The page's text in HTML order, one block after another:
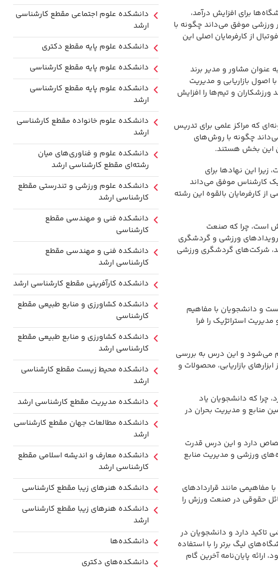
برای افزایش درآمد،
ورزشی موفق می‌داند چگونه با
از کارفرمایان اصلی این
عنوان مشاور و مدیر برند
اصول بازاریابی و مدیریت
و تیم‌ها را افزایش
که مراکز علمی برای تدریس
چگونه با روش‌های
این بخش هستند.
این نهادها برای
یک کارشناس موفق می‌داند
کارفرمایان بالقوه این رشته
است، چرا که صنعت
رویدادهای ورزشی و گردشگری
شرکت‌های گردشگری ورزشی
و دانشجویان با مفاهیم
استراتژیک را فرا
می‌شود و این درس به بررسی
بازاریابی، محصولات و
چرا که دانشجویان یاد
منابع و مدیریت بحران در
دارد و این درس قدرت
ورزشی و مدیریت منابع
مانند قراردادهای
حقوقی در صنعت ورزش را
دارد و دانشجویان در
لیگ برتر را با استفاده
پایان‌نامه آخرین گام
دانشکده علوم اجتماعی مقطع کارشناسی
ارشد
دانشکده علوم پایه مقطع دکتری
دانشکده علوم پایه مقطع کارشناسی
دانشکده علوم پایه مقطع کارشناسی
ارشد
دانشکده علوم خانواده مقطع کارشناسی
ارشد
دانشکده علوم و فناوری‌های میان
رشته‌ای مقطع کارشناسی ارشد
دانشکده علوم ورزشی و تندرستی مقطع
کارشناسی ارشد
دانشکده فنی و مهندسی مقطع
کارشناسی
دانشکده فنی و مهندسی مقطع
کارشناسی ارشد
دانشکده کارآفرینی مقطع کارشناسی ارشد
دانشکده کشاورزی و منابع طبیعی مقطع
کارشناسی
دانشکده کشاورزی و منابع طبیعی مقطع
کارشناسی ارشد
دانشکده محیط زیست مقطع کارشناسی
ارشد
دانشکده مدیریت مقطع کارشناسی ارشد
دانشکده مطالعات جهان مقطع کارشناسی
ارشد
دانشکده معارف و اندیشه اسلامی مقطع
کارشناسی ارشد
دانشکده هنرهای زیبا مقطع کارشناسی
دانشکده هنرهای زیبا مقطع کارشناسی
ارشد
دانشکده‌ها
دانشکده‌های دکتری